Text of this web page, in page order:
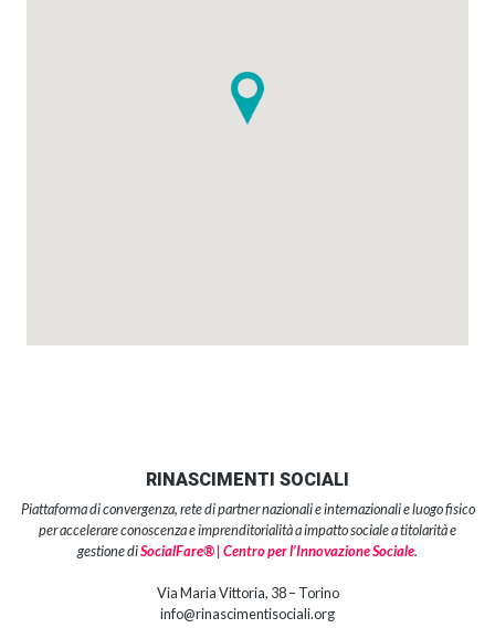
RINASCIMENTI SOCIALI
Piattaforma di convergenza, rete di partner nazionali e internazionali e luogo fisico
per accelerare conoscenza e imprenditorialità a impatto sociale a titolarità e
gestione diSocialFare® | Centro per l’Innovazione Sociale.
Via Maria Vittoria, 38 – Torino
info@rinascimentisociali.org